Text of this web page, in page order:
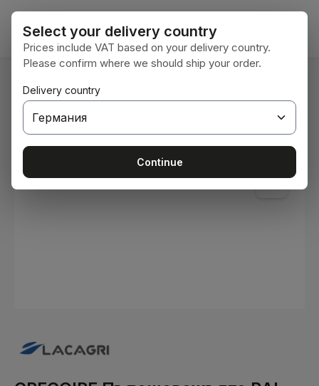
Преминете към основното съдържание
Вие сте тук: Начална страница
Бои и лакове
Пропуснете галерия с изображения
Select your delivery country
Prices include VAT based on your delivery country.
Please confirm where we should ship your order.
Delivery country
Continue